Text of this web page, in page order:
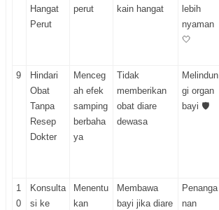
Hangat
Perut
perut
kain hangat
lebih
nyaman
🤍
9
Hindari
Obat
Tanpa
Resep
Dokter
Menceg
ah efek
samping
berbaha
ya
Tidak
memberikan
obat diare
dewasa
Melindun
gi organ
bayi 🛡️
1
0
Konsulta
si ke
Menentu
kan
Membawa
bayi jika diare
Penanga
nan